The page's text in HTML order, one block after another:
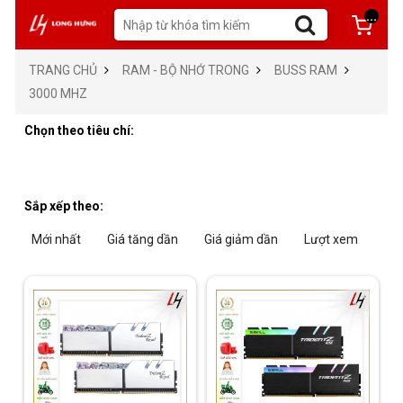
...
TRANG CHỦ RAM - BỘ NHỚ TRONG
BUSS RAM
3000 MHZ
Chọn theo tiêu chí:
Sắp xếp theo:
Mới nhất Giá tăng dần Giá giảm dần Lượt xem